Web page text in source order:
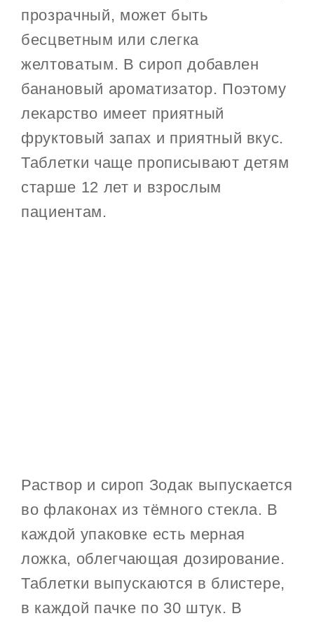
прозрачный, может быть
бесцветным или слегка
желтоватым. В сироп добавлен
банановый ароматизатор. Поэтому
лекарство имеет приятный
фруктовый запах и приятный вкус.
Таблетки чаще прописывают детям
старше 12 лет и взрослым
пациентам.
Раствор и сироп Зодак выпускается
во флаконах из тёмного стекла. В
каждой упаковке есть мерная
ложка, облегчающая дозирование.
Таблетки выпускаются в блистере,
в каждой пачке по 30 штук. В